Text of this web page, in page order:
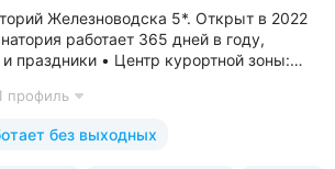
Железноводска 5*. Открыт в 2022
работает 365 дней в году,
праздники • Центр курортной зоны:
и «Смирновский»,
каскадная...
профиль
без выходных